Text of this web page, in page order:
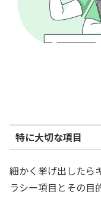
特に大切な項目
細かく挙げ出したら
ラシー項目とその目